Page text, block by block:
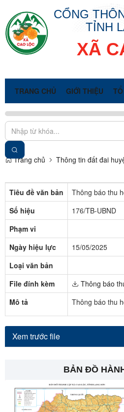
CỔNG
TỈNH
XÃ
TRANG CHỦ GIỚI THIỆU
Trang chủ Thông tin đất đai
Tiêu đề văn bản
Thông báo thu
Số hiệu
176/TB-UBND
Phạm vi
Ngày hiệu lực
15/05/2025
Loại văn bản
File đính kèm
Thông báo
Mô tả
Thông báo thu
Xem trước file
BẢN ĐỒ